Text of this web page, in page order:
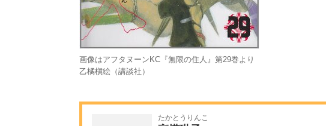
画像はアフタヌーンKC『無限の住人』第29巻より
乙橘槇絵（講談社）
たかとうりんこ